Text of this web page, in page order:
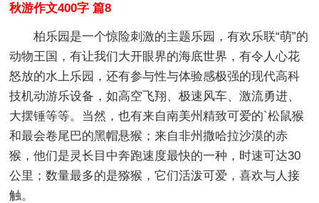
秋游作文400字 篇8
柏乐园是一个惊险刺激的主题乐园，有欢乐联“萌”的
动物王国，有让我们大开眼界的海底世界，有令人心花
怒放的水上乐园，还有参与性与体验感极强的现代高科
技机动游乐设备，如高空飞翔、极速风车、激流勇进、
大摆锤等等。当然，也有来自南美州精致可爱的`松鼠猴
和最会卷尾巴的黑帽悬猴；来自非州撒哈拉沙漠的赤
猴，他们是灵长目中奔跑速度最快的一种，时速可达30
公里；数量最多的是猕猴，它们活泼可爱，喜欢与人接
触。